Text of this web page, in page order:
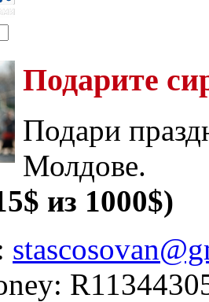
Подарите
Подари
Молдове.
из 1000$)